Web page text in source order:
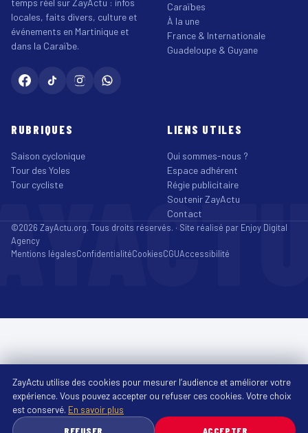
locales, faits divers, culture et
événements en Martinique et
dans la Caraïbe.
Caraïbes
À la une
France & Internationale
Guadeloupe & Guyane
RUBRIQUES
Saison cyclonique
Tour des Yoles
Tour cycliste
LIENS UTILES
Qui sommes-nous ?
Espace adhérent
Régie publicitaire
Soutenir ZayActu
Contact
©2026 ZayActu.org. Tous droits réservés. · Site réalisé par Enjoy Digital
Agency
Mentions légalesConfidentialitéCookiesCGUAccessibilité
ZayActu utilise des cookies pour mesurer l’audience et améliorer votre
expérience. Vous pouvez accepter ou refuser ces cookies. Votre choix
est conservé. En savoir plus
REFUSER
ACCEPTER